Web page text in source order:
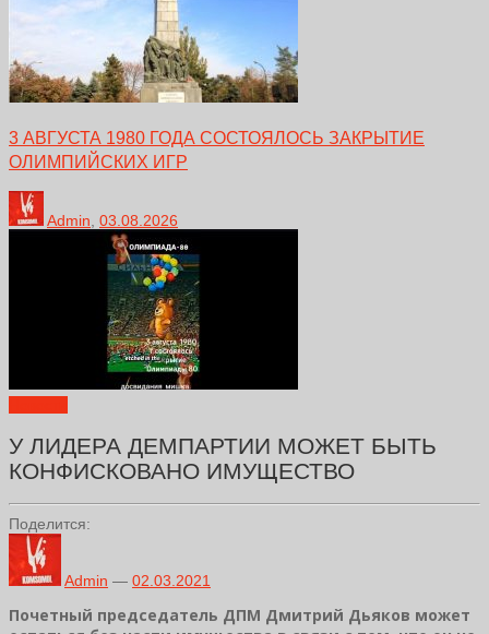
3 АВГУСТА 1980 ГОДА СОСТОЯЛОСЬ ЗАКРЫТИЕ
ОЛИМПИЙСКИХ ИГР
Admin 03.08.2026
У ЛИДЕРА ДЕМПАРТИИ МОЖЕТ БЫТЬ
КОНФИСКОВАНО ИМУЩЕСТВО
Поделится:
Admin — 02.03.2021
Почетный председатель ДПМ Дмитрий Дьяков может